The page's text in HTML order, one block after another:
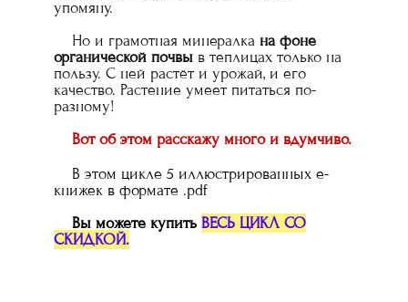
упомяну.
Но и грамотная минералка на фоне
органической почвы в теплицах только на
пользу. С ней растёт и урожай, и его
качество. Растение умеет питаться по-
разному!
Вот об этом расскажу много и вдумчиво.
В этом цикле 5 иллюстрированных е-
книжек в формате .pdf
Вы можете купить ВЕСЬ ЦИКЛ СО
СКИДКОЙ.